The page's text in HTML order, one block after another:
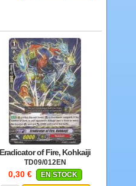
Eradicator of Fire, Kohkaiji
TD09/012EN
0,30 € EN STOCK